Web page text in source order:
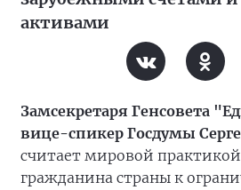
активами
Замсекретаря Генсовета
вице-спикер Госдумы
считает мировой практикой
гражданина страны к